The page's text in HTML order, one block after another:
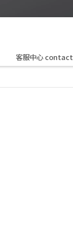
客服中心 contact